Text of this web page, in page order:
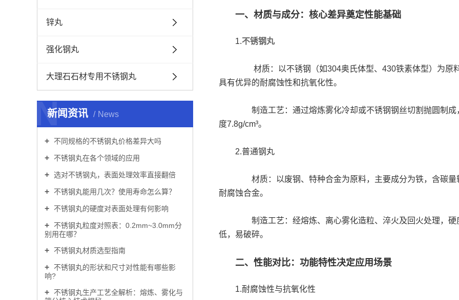
锌丸
强化钢丸
大理石石材专用不锈钢丸
新闻资讯 News
N
不同规格的不锈钢丸价格差异大吗
不锈钢丸在各个领域的应用
选对不锈钢丸，表面处理效率直接翻倍
不锈钢丸能用几次？使用寿命怎么算？
不锈钢丸的硬度对表面处理有何影响
不锈钢丸粒度对照表：0.2mm~3.0mm分
别用在哪？
不锈钢丸材质选型指南
不锈钢丸的形状和尺寸对性能有哪些影
响?
不锈钢丸生产工艺全解析：熔炼、雾化与
一、材质与成分：核心差异奠定性能基础
1.不锈钢丸
材质：以不锈钢（如304奥氏体型、430铁素体型）为原料
具有优异的耐腐蚀性和抗氧化性。
制造工艺：通过熔炼雾化冷却或不锈钢钢丝切割抛圆制成，
度7.8g/cm³。
2.普通钢丸
材质：以废钢、特种合金为原料，主要成分为铁，含碳量较
耐腐蚀合金。
制造工艺：经熔炼、离心雾化造粒、淬火及回火处理，硬度
低，易破碎。
二、性能对比：功能特性决定应用场景
1.耐腐蚀性与抗氧化性